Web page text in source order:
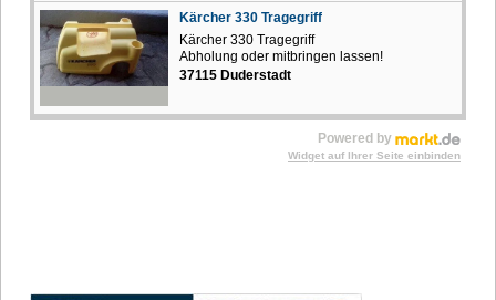
Kärcher 330 Tragegriff
Kärcher 330 Tragegriff
Abholung oder mitbringen lassen!
37115 Duderstadt
Powered by
Widget auf Ihrer Seite einbinden